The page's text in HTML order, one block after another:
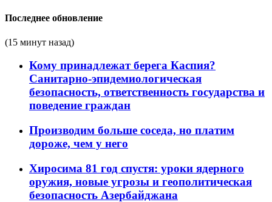
Последнее обновление
(15 минут назад)
Кому принадлежат берега Каспия?
Санитарно-эпидемиологическая
безопасность, ответственность государства и
поведение граждан
Производим больше соседа, но платим
дороже, чем у него
Хиросима 81 год спустя: уроки ядерного
оружия, новые угрозы и геополитическая
безопасность Азербайджана